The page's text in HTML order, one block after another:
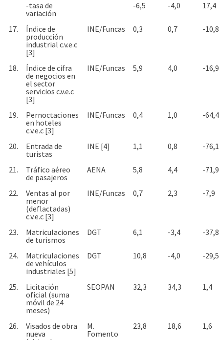
-tasa de
variación
-6,5 -4,0 17,4
17.
Índice de
producción
industrial c.v.e.c
[3]
INE/Funcas 0,3 0,7 -10,8
18.
Índice de cifra
de negocios en
el sector
servicios c.v.e.c
[3]
INE/Funcas 5,9 4,0 -16,9
19.
Pernoctaciones
en hoteles
c.v.e.c [3]
INE/Funcas 0,4 1,0 -64,4
20.
Entrada de
turistas
INE [4] 1,1 0,8 -76,1
21.
Tráfico aéreo
de pasajeros
AENA 5,8 4,4 -71,9
22.
Ventas al por
menor
(deflactadas)
c.v.e.c [3]
INE/Funcas 0,7 2,3 -7,9
23.
Matriculaciones
de turismos
DGT 6,1 -3,4 -37,8
24.
Matriculaciones
de vehículos
industriales [5]
DGT 10,8 -4,0 -29,5
25.
Licitación
oficial (suma
móvil de 24
meses)
SEOPAN 32,3 34,3 1,4
26.
Visados de obra
nueva
M.
Fomento
23,8 18,6 1,6